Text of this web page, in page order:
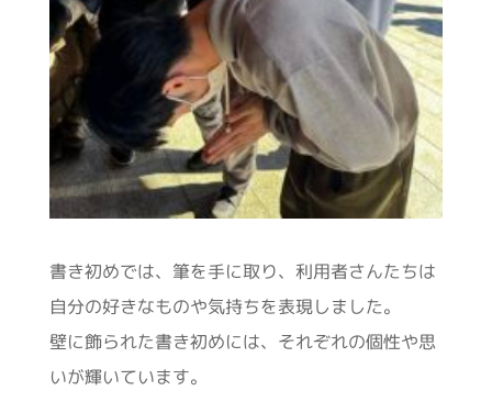
書き初めでは、筆を手に取り、利用者さんたちは
自分の好きなものや気持ちを表現しました。
壁に飾られた書き初めには、それぞれの個性や思
いが輝いています。